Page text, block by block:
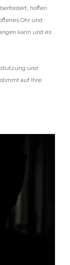
hoffen
Ohr und
kann und es
und
auf Ihre